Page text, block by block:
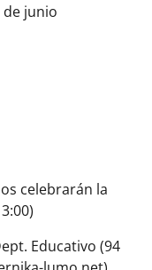
junio
celebrarán la
Educativo (94